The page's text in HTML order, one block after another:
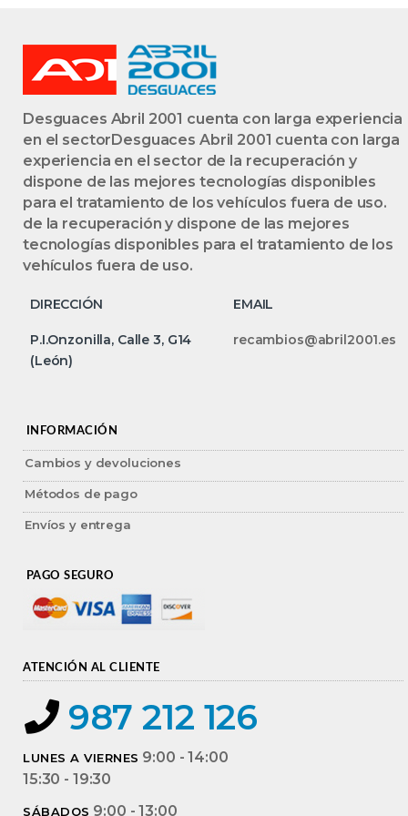
Desguaces Abril 2001 cuenta con larga experiencia
en el sectorDesguaces Abril 2001 cuenta con larga
experiencia en el sector de la recuperación y
dispone de las mejores tecnologías disponibles
para el tratamiento de los vehículos fuera de uso.
de la recuperación y dispone de las mejores
tecnologías disponibles para el tratamiento de los
vehículos fuera de uso.
DIRECCIÓN EMAIL
P.I.Onzonilla, Calle 3, G14
(León)
recambios@abril2001.es
INFORMACIÓN
Cambios y devoluciones
Métodos de pago
Envíos y entrega
PAGO SEGURO
ATENCIÓN AL CLIENTE
987 212 126
LUNES A VIERNES 9:00 - 14:00
15:30 - 19:30
SÁBADOS 9:00 - 13:00